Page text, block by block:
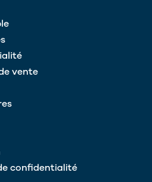
vente
confidentialité